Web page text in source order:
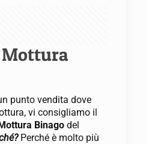
Mottura
punto vendita dove
vi consigliamo il
Binago del
Perché è molto più